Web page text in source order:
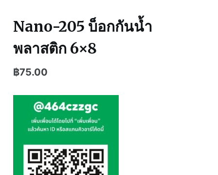
Nano-205 บ็อกกันน้ำ
พลาสติก 6×8
฿75.00